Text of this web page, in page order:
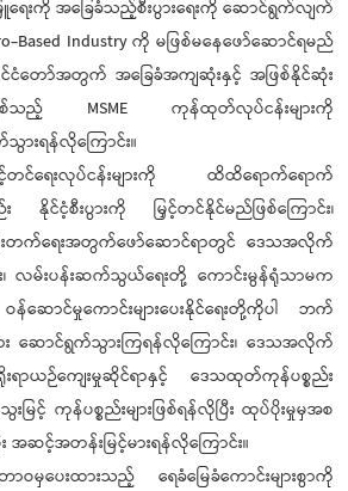
ြူရေးကို အခြေခံသည့်စီးပွားရေးကို ဆောင်ရွက်လျက်
Based Industry ကို မဖြစ်မနေဖော်ဆောင်ရမည်
င်ငံတော်အတွက် အခြေခံအကျဆုံးနှင့် အဖြစ်နိုင်ဆုံး
စ်သည့် MSME ကုန်ထုတ်လုပ်ငန်းများကို
းရန်လိုကြောင်း။
င့်တင်ရေးလုပ်ငန်းများကို ထိထိရောက်ရောက်
း နိုင်ငံ့စီးပွားကို မြှင့်တင်နိုင်မည်ဖြစ်ကြောင်း၊
တိုးတက်ရေးအတွက်ဖော်ဆောင်ရာတွင် ဒေသအလိုက်
၊ လမ်းပန်းဆက်သွယ်ရေးတို့ ကောင်းမွန်ရုံသာမက
ဆောင်မှုကောင်းများပေးနိုင်ရေးတို့ကိုပါ ဘက်
း ဆောင်ရွက်သွားကြရန်လိုကြောင်း၊ ဒေသအလိုက်
ယဉ်ကျေးမှုဆိုင်ရာနှင့် ဒေသထုတ်ကုန်ပစ္စည်း
ြင့် ကုန်ပစ္စည်းများဖြစ်ရန်လိုပြီး ထုပ်ပိုးမှုမှအစ
အဆင့်အတန်းမြင့်မားရန်လိုကြောင်း။
မှပေးထားသည့် ရေခံမြေခံကောင်းများစွာကို